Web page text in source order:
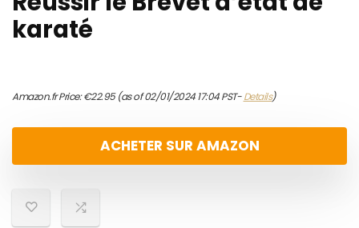
karaté
Amazon.fr Price:€22.95(as of 02/01/2024 17:04 PST-Details)
ACHETER SUR AMAZON